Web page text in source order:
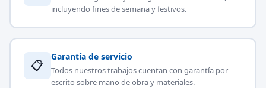
incluyendo fines de semana y festivos.
📋
Garantía de servicio
Todos nuestros trabajos cuentan con garantía por
escrito sobre mano de obra y materiales.